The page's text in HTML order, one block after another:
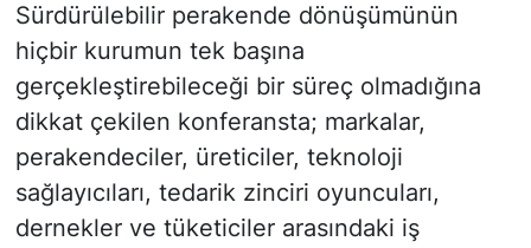
Sürdürülebilir perakende dönüşümünün
hiçbir kurumun tek başına
gerçekleştirebileceği bir süreç olmadığına
dikkat çekilen konferansta; markalar,
perakendeciler, üreticiler, teknoloji
sağlayıcıları, tedarik zinciri oyuncuları,
dernekler ve tüketiciler arasındaki iş